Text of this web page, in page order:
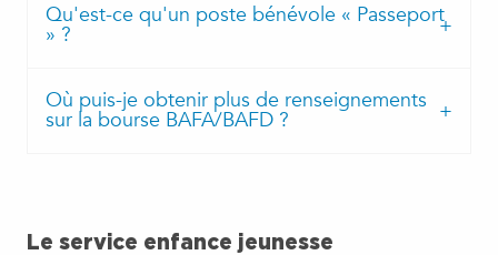
Qu'est-ce qu'un poste bénévole « Passeport
» ?
Où puis-je obtenir plus de renseignements
sur la bourse BAFA/BAFD ?
Le service enfance jeunesse